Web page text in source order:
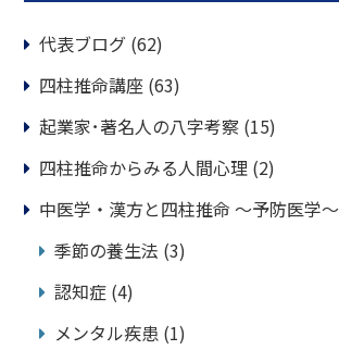
代表ブログ (62)
四柱推命講座 (63)
起業家･著名人の八字考察 (15)
四柱推命からみる人間心理 (2)
中医学・漢方と四柱推命 ～予防医学～
季節の養生法 (3)
認知症 (4)
メンタル疾患 (1)